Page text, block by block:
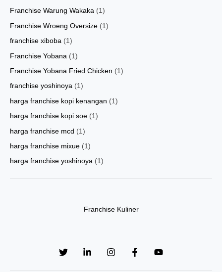
Franchise Warung Wakaka (1)
Franchise Wroeng Oversize (1)
franchise xiboba (1)
Franchise Yobana (1)
Franchise Yobana Fried Chicken (1)
franchise yoshinoya (1)
harga franchise kopi kenangan (1)
harga franchise kopi soe (1)
harga franchise mcd (1)
harga franchise mixue (1)
harga franchise yoshinoya (1)
Franchise Kuliner